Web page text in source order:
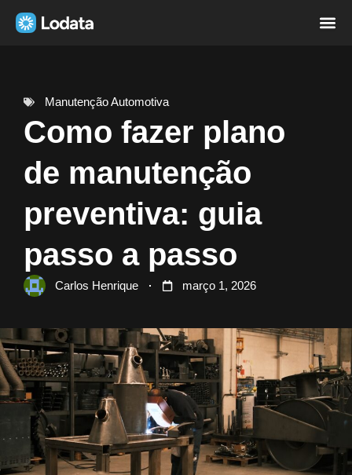
Manutenção Automotiva
Como fazer plano
de manutenção
preventiva: guia
passo a passo
Carlos Henrique março 1, 2026